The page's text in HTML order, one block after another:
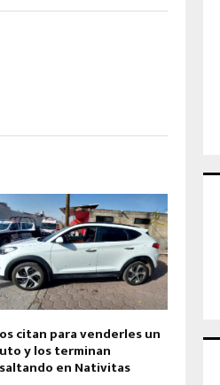
citan para venderles un
y los terminan
en Nativitas
Reply Retweet Favorite